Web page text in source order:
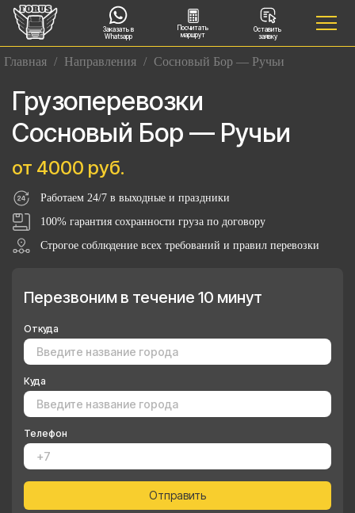
Заказать в
Whatsapp
Посчитать
маршрут
Оставить
заявку
Главная / Направления / Сосновый Бор — Ручьи
Грузоперевозки
Сосновый Бор — Ручьи
от 4000 руб.
Работаем 24/7 в выходные и праздники
100% гарантия сохранности груза по договору
Строгое соблюдение всех требований и правил перевозки
Перезвоним в течение 10 минут
Откуда
Куда
Телефон